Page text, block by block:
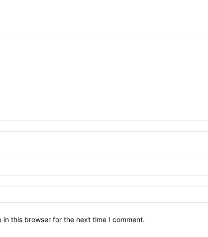
in this browser for the next time I comment.